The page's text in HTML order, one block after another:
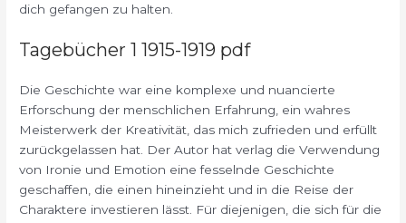
dich gefangen zu halten.
Tagebücher 1 1915-1919 pdf
Die Geschichte war eine komplexe und nuancierte
Erforschung der menschlichen Erfahrung, ein wahres
Meisterwerk der Kreativität, das mich zufrieden und erfüllt
zurückgelassen hat. Der Autor hat verlag die Verwendung
von Ironie und Emotion eine fesselnde Geschichte
geschaffen, die einen hineinzieht und in die Reise der
Charaktere investieren lässt. Für diejenigen, die sich für die